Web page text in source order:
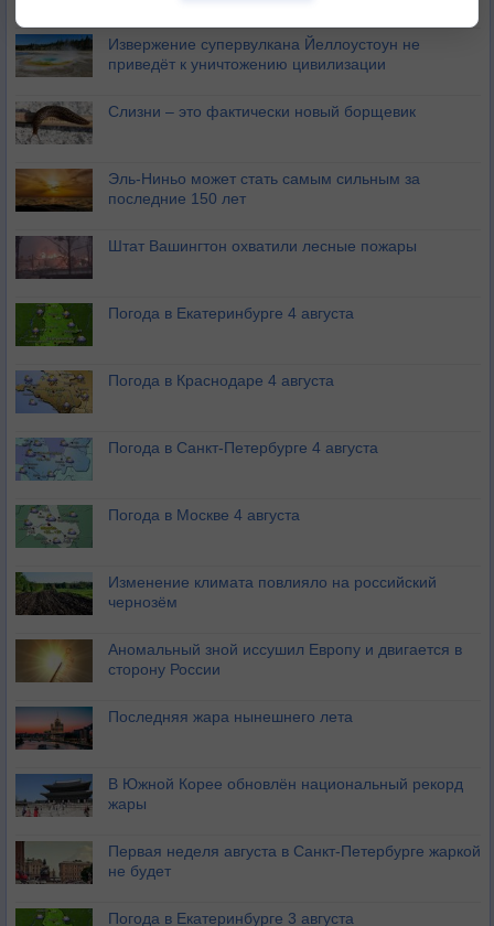
Извержение супервулкана Йеллоустоун не
приведёт к уничтожению цивилизации
Слизни – это фактически новый борщевик
Эль-Ниньо может стать самым сильным за
последние 150 лет
Штат Вашингтон охватили лесные пожары
Погода в Екатеринбурге 4 августа
Погода в Краснодаре 4 августа
Погода в Санкт-Петербурге 4 августа
Погода в Москве 4 августа
Изменение климата повлияло на российский
чернозём
Аномальный зной иссушил Европу и двигается в
сторону России
Последняя жара нынешнего лета
В Южной Корее обновлён национальный рекорд
жары
Первая неделя августа в Санкт-Петербурге жаркой
не будет
Погода в Екатеринбурге 3 августа